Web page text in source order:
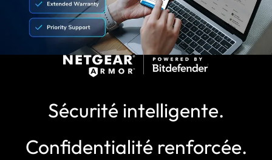
Sécurité intelligente.
Confidentialité renforcée.